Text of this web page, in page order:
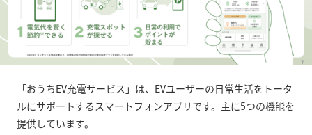
「おうちEV充電サービス」は、 EVユーザーの日常生活をトータ
ルにサポートするスマートフォンアプリです。主に5つの機能を
提供しています。